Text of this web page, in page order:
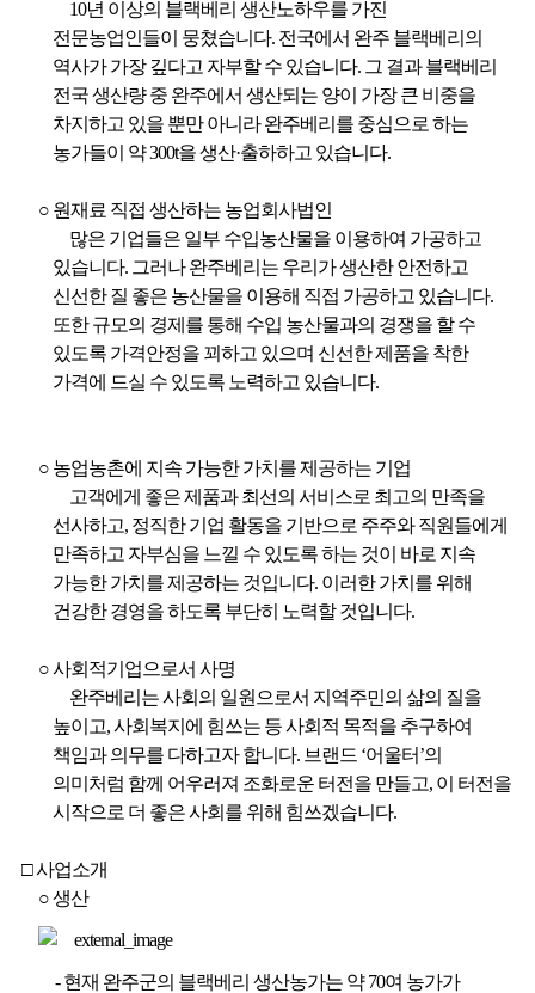
10년 이상의 블랙베리 생산노하우를 가진
전문농업인들이 뭉쳤습니다. 전국에서 완주 블랙베리의
역사가 가장 깊다고 자부할 수 있습니다. 그 결과 블랙베리
전국 생산량 중 완주에서 생산되는 양이 가장 큰 비중을
차지하고 있을 뿐만 아니라 완주베리를 중심으로 하는
농가들이 약 300t을 생산·출하하고 있습니다.
○ 원재료 직접 생산하는 농업회사법인
많은 기업들은 일부 수입농산물을 이용하여 가공하고
있습니다. 그러나 완주베리는 우리가 생산한 안전하고
신선한 질 좋은 농산물을 이용해 직접 가공하고 있습니다.
또한 규모의 경제를 통해 수입 농산물과의 경쟁을 할 수
있도록 가격안정을 꾀하고 있으며 신선한 제품을 착한
가격에 드실 수 있도록 노력하고 있습니다.
○ 농업농촌에 지속 가능한 가치를 제공하는 기업
고객에게 좋은 제품과 최선의 서비스로 최고의 만족을
선사하고, 정직한 기업 활동을 기반으로 주주와 직원들에게
만족하고 자부심을 느낄 수 있도록 하는 것이 바로 지속
가능한 가치를 제공하는 것입니다. 이러한 가치를 위해
건강한 경영을 하도록 부단히 노력할 것입니다.
○ 사회적기업으로서 사명
완주베리는 사회의 일원으로서 지역주민의 삶의 질을
높이고, 사회복지에 힘쓰는 등 사회적 목적을 추구하여
책임과 의무를 다하고자 합니다. 브랜드 ‘어울터’의
의미처럼 함께 어우러져 조화로운 터전을 만들고, 이 터전을
시작으로 더 좋은 사회를 위해 힘쓰겠습니다.
□ 사업소개
○ 생산
-현재 완주군의 블랙베리 생산농가는 약 70여 농가가